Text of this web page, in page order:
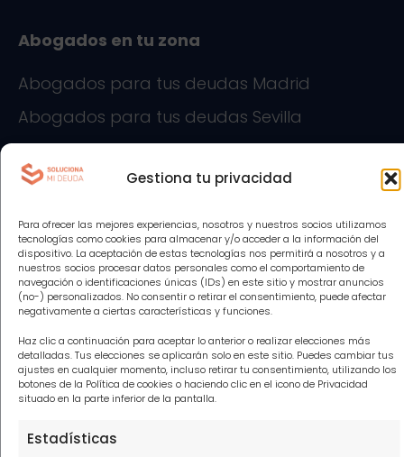
Gestiona tu privacidad
Para ofrecer las mejores experiencias, nosotros y nuestros socios utilizamos
tecnologías como cookies para almacenar y/o acceder a la información del
dispositivo. La aceptación de estas tecnologías nos permitirá a nosotros y a
nuestros socios procesar datos personales como el comportamiento de
navegación o identificaciones únicas (IDs) en este sitio y mostrar anuncios
(no-) personalizados. No consentir o retirar el consentimiento, puede afectar
negativamente a ciertas características y funciones.
Haz clic a continuación para aceptar lo anterior o realizar elecciones más
detalladas. Tus elecciones se aplicarán solo en este sitio. Puedes cambiar tus
ajustes en cualquier momento, incluso retirar tu consentimiento, utilizando los
botones de la Política de cookies o haciendo clic en el icono de Privacidad
situado en la parte inferior de la pantalla.
Estadísticas
Abogados en tu zona
Abogados para tus deudas Madrid
Abogados para tus deudas Sevilla
Abogados para tus deudas Barcelona
Abogados para tus deudas Alicante
Abogados para tus deudas Cádiz
Abogados para tus deudas Las Palmas
Abogados para tus deudas Málaga
Abogados para tus deudas Tenerife
Abogados para tus deudas Valencia
Información